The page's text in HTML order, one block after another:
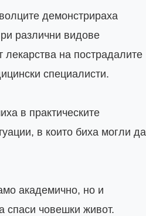
демонстрираха
различни видове
на пострадалите
специалисти.
в практическите
в които биха могли да
академично, но и
спаси човешки живот.